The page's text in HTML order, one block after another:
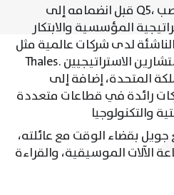
قبل انضمامه إلى Q5، شغل جويل عددًا من المناصب
المؤسسية والابتكار
الناشئة لدى شركات عالمية مثل
Thales. كما عمل ضمن فريق المستشارين الاستراتيجيين
المتحدة، إضافة إلى
رائدة في قطاعات متعددة
بقضاء الوقت مع عائلته،